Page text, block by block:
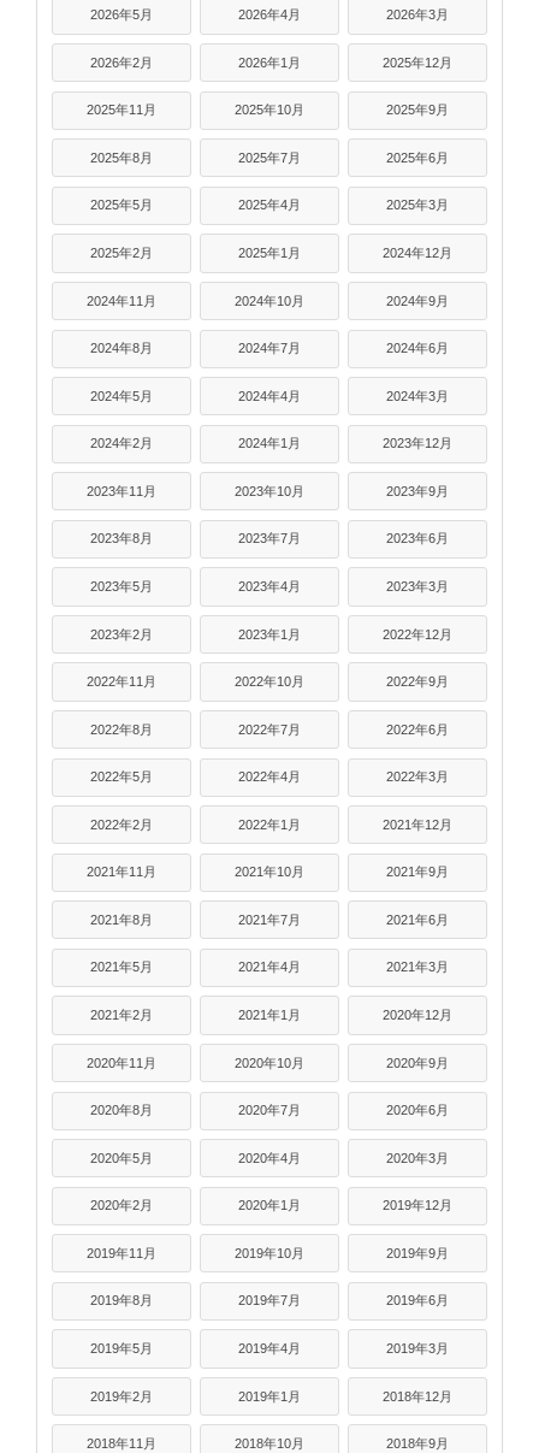
2026年5月 2026年4月 2026年3月
2026年2月 2026年1月 2025年12月
2025年11月 2025年10月 2025年9月
2025年8月 2025年7月 2025年6月
2025年5月 2025年4月 2025年3月
2025年2月 2025年1月 2024年12月
2024年11月 2024年10月 2024年9月
2024年8月 2024年7月 2024年6月
2024年5月 2024年4月 2024年3月
2024年2月 2024年1月 2023年12月
2023年11月 2023年10月 2023年9月
2023年8月 2023年7月 2023年6月
2023年5月 2023年4月 2023年3月
2023年2月 2023年1月 2022年12月
2022年11月 2022年10月 2022年9月
2022年8月 2022年7月 2022年6月
2022年5月 2022年4月 2022年3月
2022年2月 2022年1月 2021年12月
2021年11月 2021年10月 2021年9月
2021年8月 2021年7月 2021年6月
2021年5月 2021年4月 2021年3月
2021年2月 2021年1月 2020年12月
2020年11月 2020年10月 2020年9月
2020年8月 2020年7月 2020年6月
2020年5月 2020年4月 2020年3月
2020年2月 2020年1月 2019年12月
2019年11月 2019年10月 2019年9月
2019年8月 2019年7月 2019年6月
2019年5月 2019年4月 2019年3月
2019年2月 2019年1月 2018年12月
2018年11月 2018年10月 2018年9月